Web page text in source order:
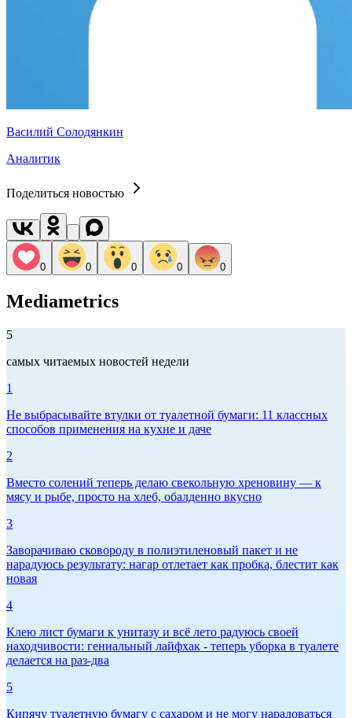
Василий Солодянкин
Аналитик
Поделиться новостью
0 0 0 0 0
Mediametrics
5
самых читаемых новостей недели
1
Не выбрасывайте втулки от туалетной бумаги: 11 классных
способов применения на кухне и даче
2
Вместо солений теперь делаю свекольную хреновину — к
мясу и рыбе, просто на хлеб, обалденно вкусно
3
Заворачиваю сковороду в полиэтиленовый пакет и не
нарадуюсь результату: нагар отлетает как пробка, блестит как
новая
4
Клею лист бумаги к унитазу и всё лето радуюсь своей
находчивости: гениальный лайфхак - теперь уборка в туалете
делается на раз-два
5
Кипячу туалетную бумагу с сахаром и не могу нарадоваться